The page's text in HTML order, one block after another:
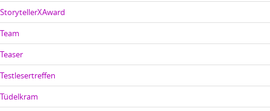
StorytellerXAward
Team
Teaser
Testlesertreffen
Tüdelkram